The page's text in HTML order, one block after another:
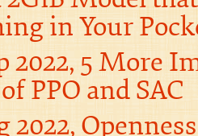
in Your
2022, 5 More
PPO and SAC
2022,